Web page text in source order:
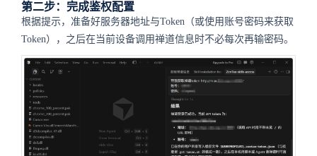
第二步：完成鉴权配置
根据提示，准备好服务器地址与Token（或使用账号密码来获取
Token），之后在当前设备调用禅道信息时不必每次再输密码。